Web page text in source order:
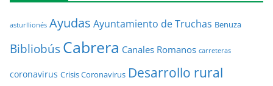
asturllionés Ayudas Ayuntamiento de Truchas Benuza
BibliobúsCabrera Canales Romanos carreteras
coronavirus Crisis Coronavirus Desarrollo rural